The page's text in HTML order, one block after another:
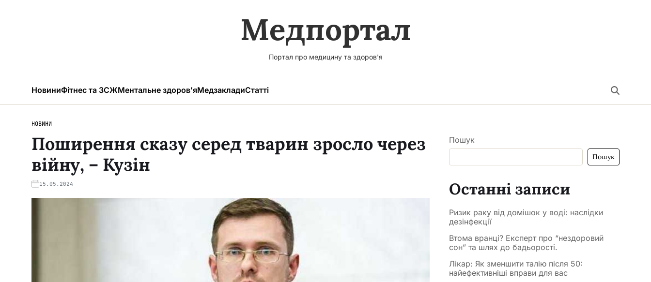
Медпортал
Портал про медицину та здоров'я
НовиниФітнес та ЗСЖМентальне здоров’яМедзакладиСтатті
НОВИНИ
Поширення сказу серед тварин зросло через
війну, – Кузін
15.05.2024
Пошук
Пошук
Останні записи
Ризик раку від домішок у воді: наслідки
дезінфекції
Втома вранці? Експерт про “нездоровий
сон” та шлях до бадьорості.
Лікар: Як зменшити талію після 50:
найефективніші вправи для вас